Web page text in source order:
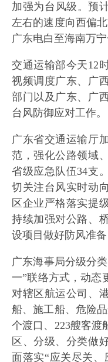
加强为台风级。预
左右的速度向西偏
广东电白至海南万宁
交通运输部今天12
视频调度广东、广
部门以及广东、广
台风防御应对工作。
广东省交通运输厅
范，强化公路领域
省级应急队伍34支
切关注台风实时动
区企业严格落实提
持续加强对公路、
设项目做好防风准备
广东海事局分级分
一”联络方式，动态
对辖区航运公司、
船、施工船、危险
个渡口、223艘客渡
区、分级、分类做
面落实“应关尽关、